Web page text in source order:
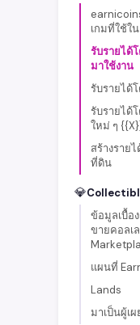
เกมที่ใช้ใ
รับรายได้
มาใช้งาน
รับรายได้
รับรายได้
ใหม่ ๆ
สร้างราย
ที่ดิน
💎
ข้อมูลเบื้อ
ขายคอลเ
แผนที่
Lands
มาเป็นผู้เ